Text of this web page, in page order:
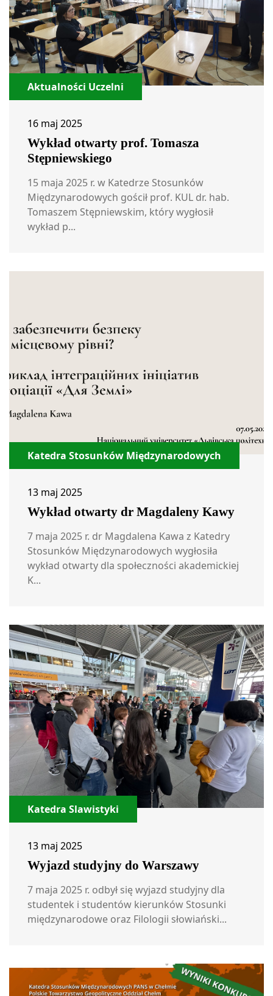
Aktualności Uczelni
16 maj 2025
Wykład otwarty prof. Tomasza
Stępniewskiego
15 maja 2025 r. w Katedrze Stosunków
Międzynarodowych gościł prof. KUL dr. hab.
Tomaszem Stępniewskim, który wygłosił
wykład p...
Katedra Stosunków Międzynarodowych
13 maj 2025
Wykład otwarty dr Magdaleny Kawy
7 maja 2025 r. dr Magdalena Kawa z Katedry
Stosunków Międzynarodowych wygłosiła
wykład otwarty dla społeczności akademickiej
K...
Katedra Slawistyki
13 maj 2025
Wyjazd studyjny do Warszawy
7 maja 2025 r. odbył się wyjazd studyjny dla
studentek i studentów kierunków Stosunki
międzynarodowe oraz Filologii słowiański...